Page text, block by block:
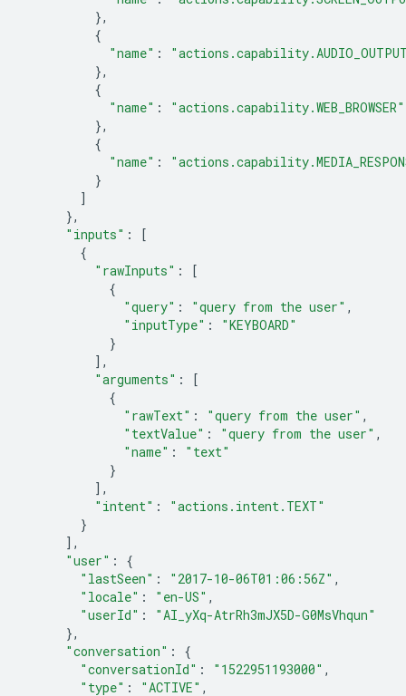
},
{
"name" :
},
{
"name" :
"actions.capability.WEB_BROWSER"
},
{
"name" :
}
]
},
"inputs" :
[
{
"rawInputs" :
[
{
"query" : "query from the user" ,
"inputType" :
"KEYBOARD"
}
],
"arguments" :
[
{
"rawText" : "query from the user" ,
"textValue" : "query from the user" ,
"name" :
"text"
}
],
"intent" :
"actions.intent.TEXT"
}
],
"user" :
{
"lastSeen" : "2017-10-06T01:06:56Z" ,
"locale" : "en-US" ,
"userId" :
"AI_yXq-AtrRh3mJX5D-G0MsVhqun"
},
"conversation" :
{
"conversationId" : "1522951193000" ,
"type" : "ACTIVE" ,